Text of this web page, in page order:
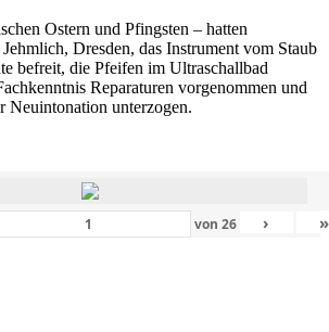
Ostern und Pfingsten – hatten
Dresden, das Instrument vom Staub
befreit, die Pfeifen im Ultraschallbad
Reparaturen vorgenommen und
Neuintonation unterzogen.
von 26 › »